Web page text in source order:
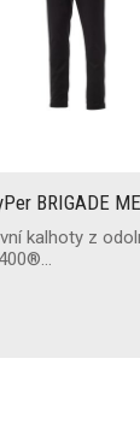
BRIGADE
kalhoty z